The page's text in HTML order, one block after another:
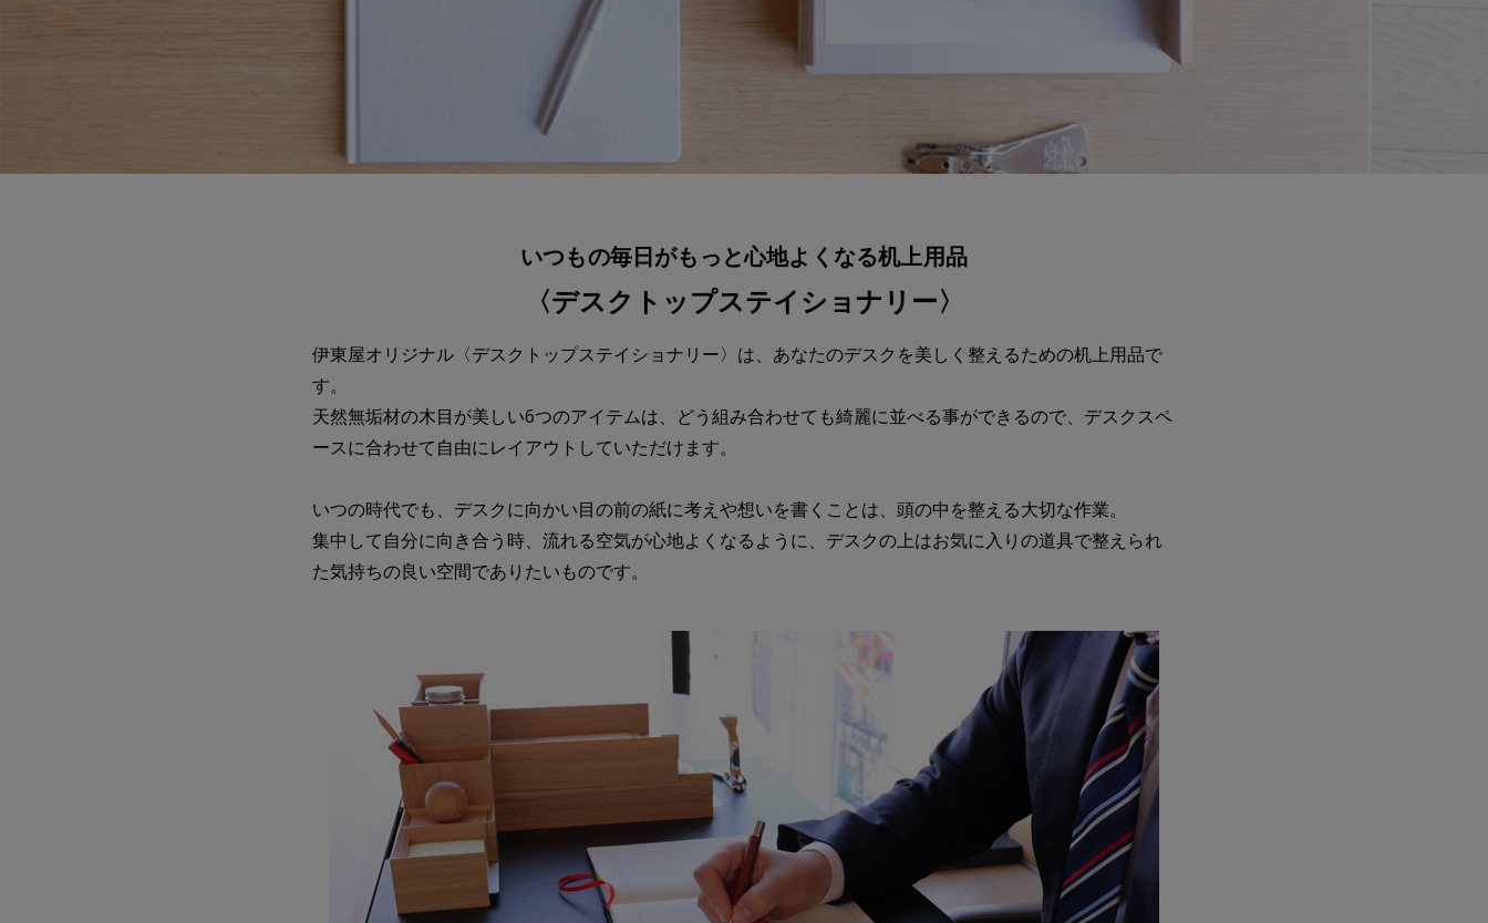
いつもの毎日がもっと心地よくなる机上用品
〈デスクトップステイショナリー〉
伊東屋オリジナル〈デスクトップステイショナリー〉は、あなたのデスクを美しく整えるための机上用品で
す。
天然無垢材の木目が美しい6つのアイテムは、どう組み合わせても綺麗に並べる事ができるので、デスクスペ
ースに合わせて自由にレイアウトしていただけます。
いつの時代でも、デスクに向かい目の前の紙に考えや想いを書くことは、頭の中を整える大切な作業。
集中して自分に向き合う時、流れる空気が心地よくなるように、デスクの上はお気に入りの道具で整えられ
た気持ちの良い空間でありたいものです。